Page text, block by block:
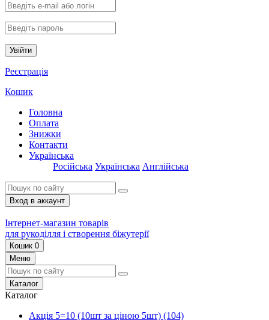
Увійти
Реєстрація
Кошик
Головна
Оплата
Знижки
Контакти
Українська
Російська Українська Англійська
Вход в аккаунт
Інтернет-магазин товарів
для рукоділля і створення біжутерії
Кошик 0
Меню
Каталог
Каталог
Акція 5=10 (10шт за ціною 5шт) (104)